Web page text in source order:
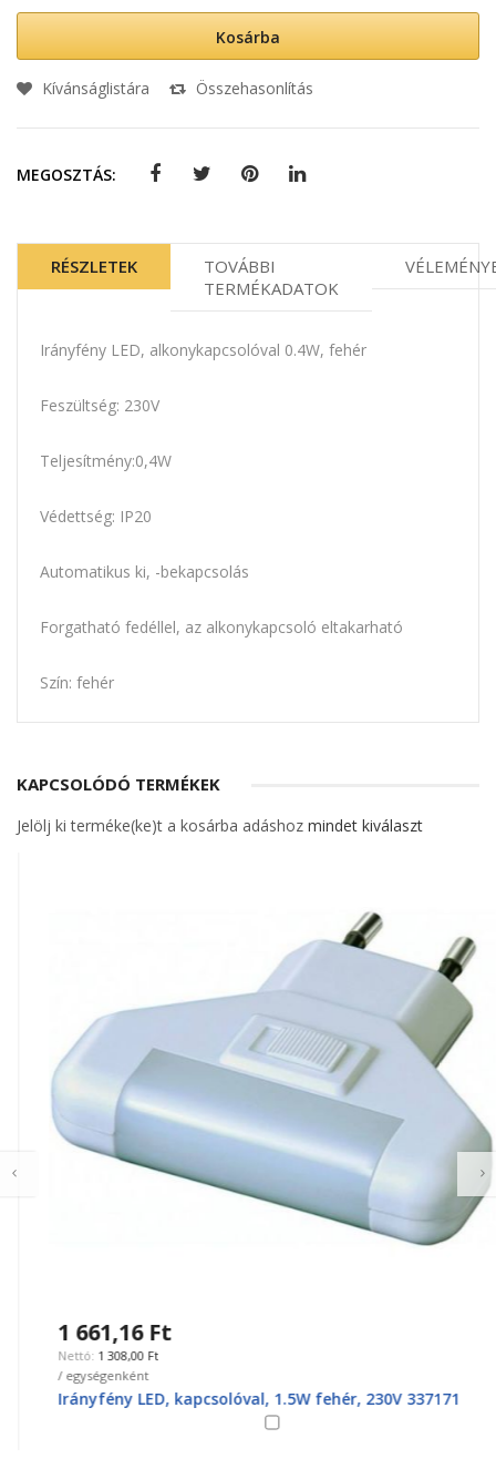
Kosárba
Kívánságlistára Összehasonlítás
MEGOSZTÁS:
RÉSZLETEK
TOVÁBBI
TERMÉKADATOK
Irányfény LED, alkonykapcsolóval 0.4W, fehér
Feszültség: 230V
Teljesítmény:0,4W
Védettség: IP20
Automatikus ki, -bekapcsolás
Forgatható fedéllel, az alkonykapcsoló eltakarható
Szín: fehér
KAPCSOLÓDÓ TERMÉKEK
Jelölj ki terméke(ke)t a kosárba adáshoz mindet kiválaszt
1 661,16 Ft
1 308,00 Ft
/ egységenként
Irányfény LED, kapcsolóval, 1.5W fehér, 230V 337171